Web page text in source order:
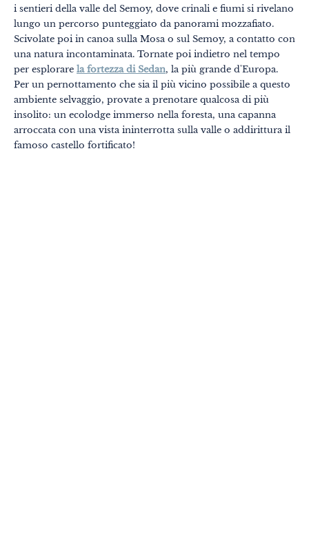
i sentieri della valle del Semoy, dove crinali e fiumi si rivelano
lungo un percorso punteggiato da panorami mozzafiato.
Scivolate poi in canoa sulla Mosa o sul Semoy, a contatto con
una natura incontaminata. Tornate poi indietro nel tempo
per esplorare la fortezza di Sedan, la più grande d'Europa.
Per un pernottamento che sia il più vicino possibile a questo
ambiente selvaggio, provate a prenotare qualcosa di più
insolito: un ecolodge immerso nella foresta, una capanna
arroccata con una vista ininterrotta sulla valle o addirittura il
famoso castello fortificato!